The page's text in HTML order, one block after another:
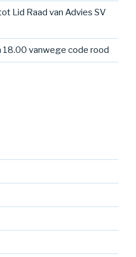
Lid Raad van Advies SV
18.00 vanwege code rood